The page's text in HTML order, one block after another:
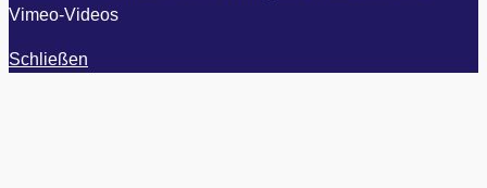
Vimeo-Videos
Schließen